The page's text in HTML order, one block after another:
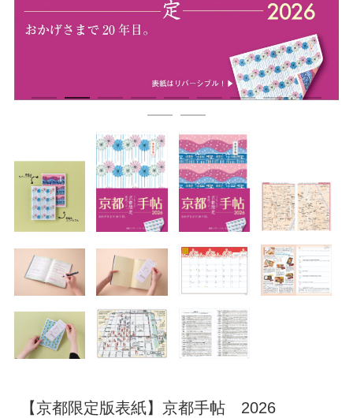
【京都限定版表紙】京都手帖 2026